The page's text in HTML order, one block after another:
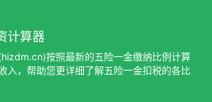
计算器
按照最新的五险一金缴纳比例计算
入，帮助您更详细了解五险一金扣税的各比